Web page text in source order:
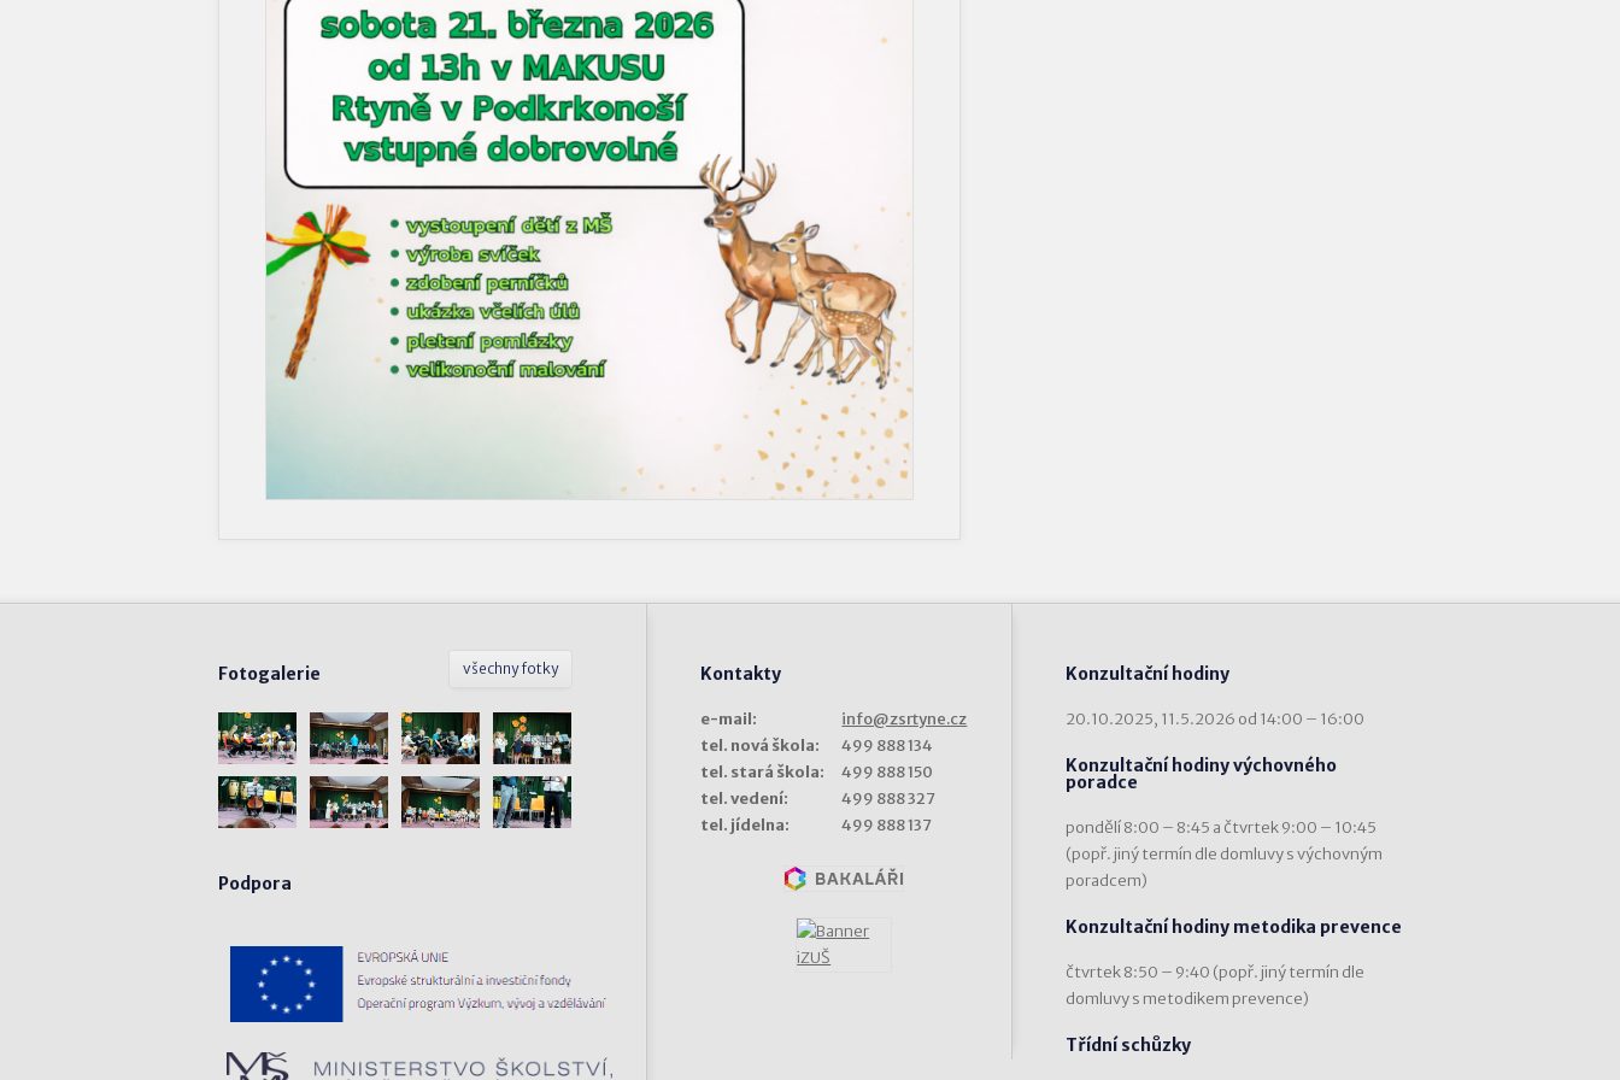
všechny fotky
Fotogalerie
Podpora
Kontakty
e-mail:
info@zsrtyne.cz
tel. nová škola:
499 888 134
tel. stará škola:
499 888 150
tel. vedení:
499 888 327
tel. jídelna:
499 888 137
Konzultační hodiny
20.10.2025, 11.5.2026 od 14:00 – 16:00
Konzultační hodiny výchovného
poradce
pondělí 8:00 – 8:45 a čtvrtek 9:00 – 10:45
(popř. jiný termín dle domluvy s výchovným
poradcem)
Konzultační hodiny metodika prevence
čtvrtek 8:50 – 9:40 (popř. jiný termín dle
domluvy s metodikem prevence)
Třídní schůzky